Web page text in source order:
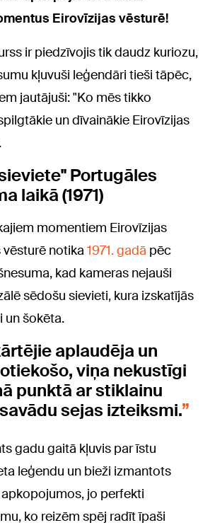
Eirovīzijas vēsturē!
ir piedzīvojis tik daudz kuriozu,
kļuvuši leģendāri tieši tāpēc,
jautājuši: "Ko mēs tikko
un dīvainākie Eirovīzijas
Portugāles
laikā (1971)
momentiem Eirovīzijas
notika 1971. gadā pēc
kad kameras nejauši
sēdošu sievieti, kura izskatījās
un šokēta.
aplaudēja un
viņa nekustīgi
punktā ar stiklainu
sejas izteiksmi.
gadu gaitā kļuvis par īstu
leģendu un bieži izmantots
jo perfekti
ko reizēm spēj radīt īpaši